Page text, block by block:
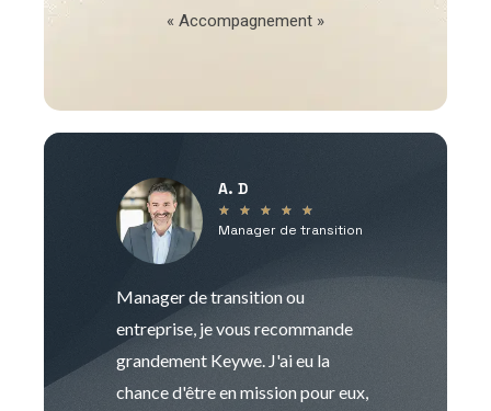
« Accompagnement »
A. D
★ ★ ★ ★ ★
Manager de transition
Manager de transition ou
entreprise, je vous recommande
grandement Keywe. J'ai eu la
chance d'être en mission pour eux,